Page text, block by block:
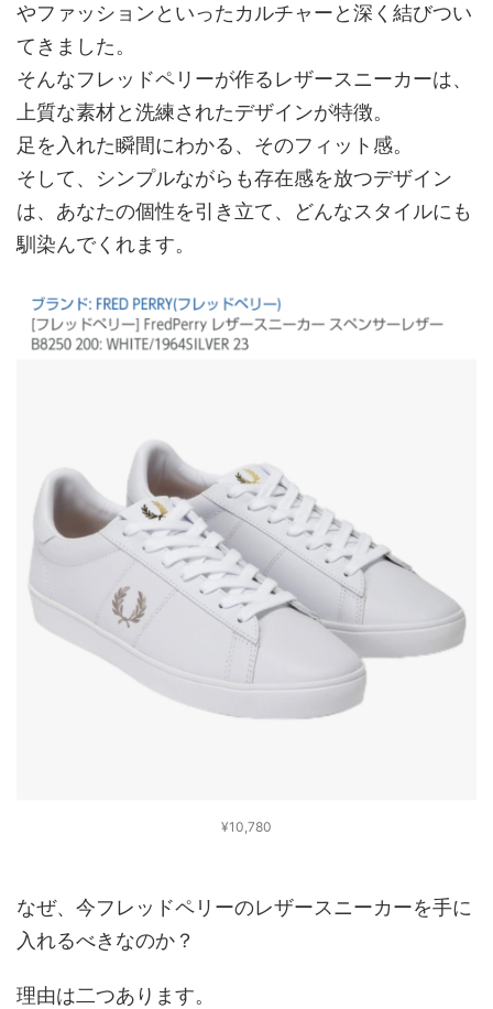
やファッションといったカルチャーと深く結びつい
てきました。
そんなフレッドペリーが作るレザースニーカーは、
上質な素材と洗練されたデザインが特徴。
足を入れた瞬間にわかる、そのフィット感。
そして、シンプルながらも存在感を放つデザイン
は、あなたの個性を引き立て、どんなスタイルにも
馴染んでくれます。
¥10,780
なぜ、今フレッドペリーのレザースニーカーを手に
入れるべきなのか？
理由は二つあります。